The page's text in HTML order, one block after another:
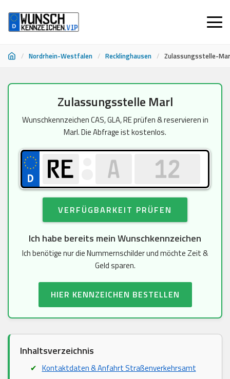
/ Nordrhein-Westfalen / Recklinghausen / Zulassungsstelle-
springen
Zulassungsstelle Marl
Wunschkennzeichen CAS, GLA, RE prüfen & reservieren in
Marl. Die Abfrage ist kostenlos.
VERFÜGBARKEIT PRÜFEN
Ich habe bereits mein Wunschkennzeichen
Ich benötige nur die Nummernschilder und möchte Zeit &
Geld sparen.
HIER KENNZEICHEN BESTELLEN
Inhaltsverzeichnis
Kontaktdaten & Anfahrt Straßenverkehrsamt